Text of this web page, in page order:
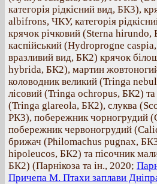
категорія рідкісний вид, БК3),
albifrons, ЧКУ, категорія
крячок річковий (Sterna hirundo,
каспійський (Hydroprogne
вразливий вид, БК2) крячок
hybrida, БК2), мартин
коловодник великий (Tringa
лісовий (Tringa ochropus, БК2)
(Tringa glareola, БК2), слуква
РК3), побережник чорногрудий
побережник червоногрудий
брижач (Philomachus pugnax,
hipoleucos, БК2) та пісочник
БК2) (Парнікоза та ін., 2020;
Причепа М. Птахи заплави